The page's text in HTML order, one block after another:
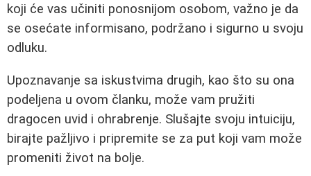
koji će vas učiniti ponosnijom osobom, važno je da
se osećate informisano, podržano i sigurno u svoju
odluku.
Upoznavanje sa iskustvima drugih, kao što su ona
podeljena u ovom članku, može vam pružiti
dragocen uvid i ohrabrenje. Slušajte svoju intuiciju,
birajte pažljivo i pripremite se za put koji vam može
promeniti život na bolje.